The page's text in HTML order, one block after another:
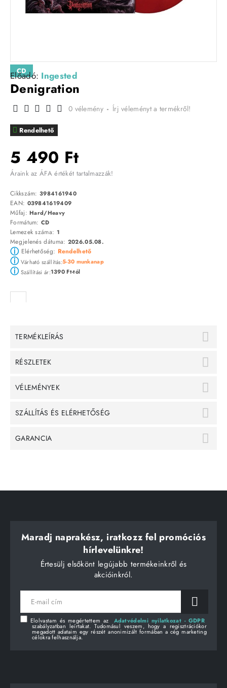
CD
Előadó: Ingested
Denigration
Rendelhető
0 vélemény - Írj véleményt a termékről!
5 490 Ft
Áraink az ÁFA értékét tartalmazzák!
Cikkszám: 3984161940
EAN: 039841619409
Műfaj:Hard/Heavy
Formátum: CD
Lemezek száma: 1
Megjelenés dátuma: 2026.05.08.
ⓘElérhetőség: Rendelhető
ⓘVárható szállítás:5-30 munkanap
ⓘSzállítási ár:1390 Ft-tól
TERMÉKLEÍRÁS
RÉSZLETEK
VÉLEMÉNYEK
SZÁLLÍTÁS ÉS ELÉRHETŐSÉG
GARANCIA
Maradj naprakész, iratkozz fel promóciós
hírlevelünkre!
Értesülj elsőkönt legújabb termékeinkről és
akcióinkról.
E-
mail
Elolvastam és megértettem az Adatvédelmi nyilatkozat - GDPR
szabályzatban leírtakat. Tudomásul veszem, hogy a regisztrációkor
megadott adataim egy részét anonimizált formában a cég marketing
célokra felhasználja.